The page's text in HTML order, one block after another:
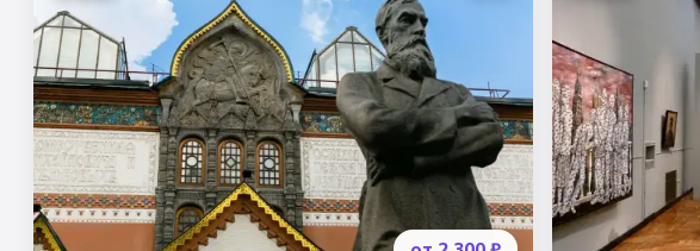
🎖️ 9 мая
🎓 Выпускные 4 класса
📚 ПО ПРЕДМЕТАМ
Все предметы Литература История География
Ещё 7
🏛️